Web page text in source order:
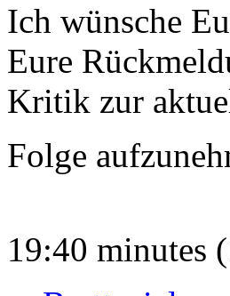
Ich wünsche
Eure
Kritik zur
Folge
19:40 minutes